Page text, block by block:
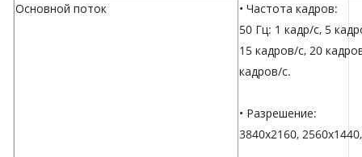
Основной поток
• Частота кадров:
50 Гц: 1 кадр/с, 5
15 кадров/с, 20
кадров/с.
• Разрешение:
3840x2160,